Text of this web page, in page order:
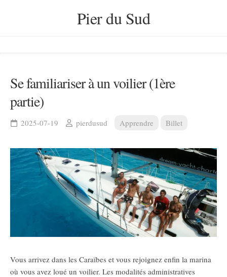
Pier du Sud
Se familiariser à un voilier (1ère
partie)
2025-07-19 pierdusud Apprendre Billet
Vous arrivez dans les Caraïbes et vous rejoignez enfin la marina
où vous avez loué un voilier. Les modalités administratives